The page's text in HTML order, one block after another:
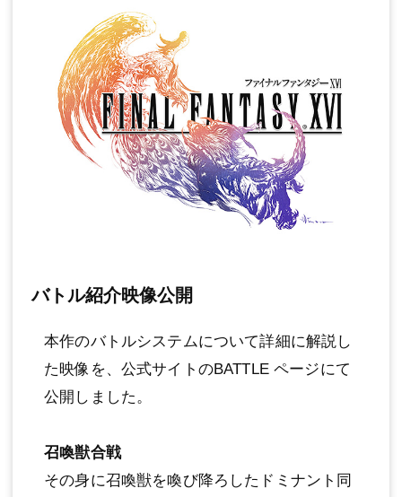
バトル紹介映像公開
本作のバトルシステムについて詳細に解説し
た映像を、公式サイトのBATTLE ページにて
公開しました。
召喚獣合戦
その身に召喚獣を喚び降ろしたドミナント同